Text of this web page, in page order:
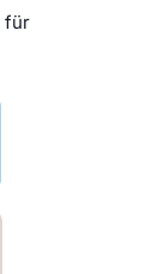
für